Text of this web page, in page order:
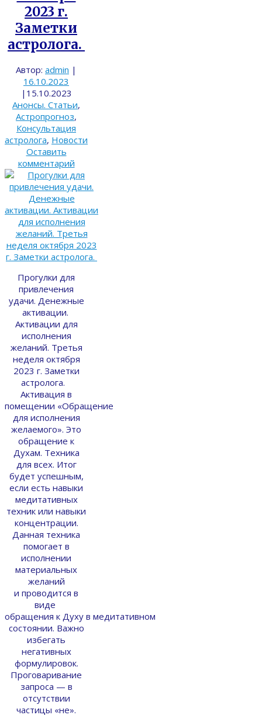
2023 г.
Заметки
астролога.
Автор: admin |
16.10.2023
| 15.10.2023
Анонсы. Статьи,
Астропрогноз,
Консультация
астролога, Новости
Оставить
комментарий
Прогулки для
привлечения
удачи. Денежные
активации.
Активации для
исполнения
желаний. Третья
неделя октября
2023 г. Заметки
астролога.
Активация в
помещении «Обращение
для исполнения
желаемого». Это
обращение к
Духам. Техника
для всех. Итог
будет успешным,
если есть навыки
медитативных
техник или навыки
концентрации.
Данная техника
помогает в
исполнении
материальных
желаний
и проводится в
виде
обращения к Духу в медитативном
состоянии. Важно
избегать
негативных
формулировок.
Проговаривание
запроса — в
отсутствии
частицы «не».